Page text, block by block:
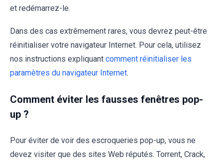
et redémarrez-le.
Dans des cas extrêmement rares, vous devrez peut-être
réinitialiser votre navigateur Internet. Pour cela, utilisez
nos instructions expliquant comment réinitialiser les
paramètres du navigateur Internet.
Comment éviter les fausses fenêtres pop-
up ?
Pour éviter de voir des escroqueries pop-up, vous ne
devez visiter que des sites Web réputés. Torrent, Crack,